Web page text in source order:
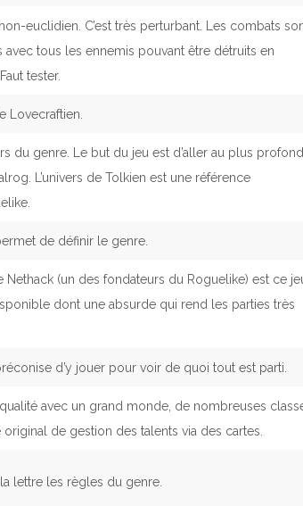
euclidien. C’est très perturbant. Les combats
avec tous les ennemis pouvant être détruits en
tester.
Lovecraftien.
du genre. Le but du jeu est d’aller au plus profond
L’univers de Tolkien est une référence
de définir le genre.
Nethack (un des fondateurs du Roguelike) est ce
dont une absurde qui rend les parties très
d’y jouer pour voir de quoi tout est parti.
avec un grand monde, de nombreuses
de gestion des talents via des cartes.
lettre les règles du genre.